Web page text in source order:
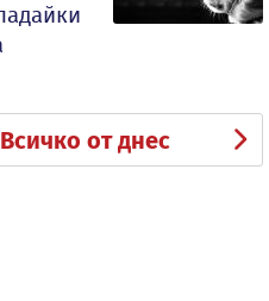
Всичко от днес